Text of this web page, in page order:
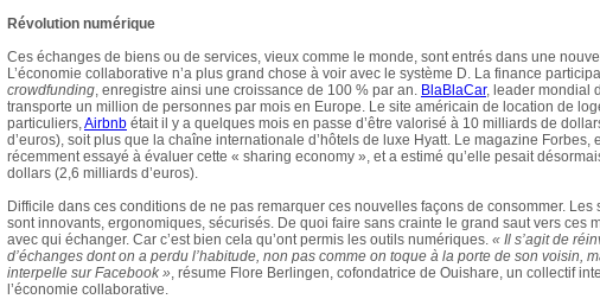
Révolution numérique
Ces échanges de biens ou de services, vieux comme le monde, sont entrés dans une
L’économie collaborative n’a plus grand chose à voir avec le système D. La finance
crowdfunding, enregistre ainsi une croissance de 100 % par an. BlaBlaCar, leader mondial
transporte un million de personnes par mois en Europe. Le site américain de location de
particuliers,Airbnb était il y a quelques mois en passe d’être valorisé à 10 milliards de
d’euros), soit plus que la chaîne internationale d’hôtels de luxe Hyatt. Le magazine Forbes,
récemment essayé à évaluer cette « sharing economy », et a estimé qu’elle pesait
dollars (2,6 milliards d’euros).
Difficile dans ces conditions de ne pas remarquer ces nouvelles façons de consommer. Les
sont innovants, ergonomiques, sécurisés. De quoi faire sans crainte le grand saut vers ces
avec qui échanger. Car c’est bien cela qu’ont permis les outils numériques. « Il s’agit de
d’échanges dont on a perdu l’habitude, non pas comme on toque à la porte de son voisin,
interpelle sur Facebook », résume Flore Berlingen, cofondatrice de Ouishare, un collectif
l’économie collaborative.